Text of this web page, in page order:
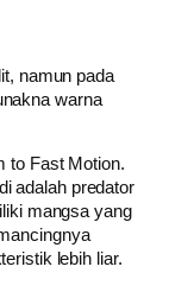
namun pada
warna
to Fast Motion.
adalah predator
mangsa yang
lebih liar.